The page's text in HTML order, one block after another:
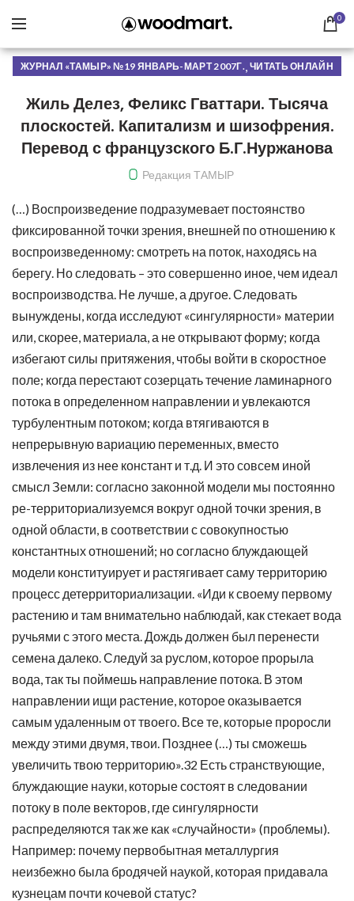
0
ЖУРНАЛ «ТАМЫР» №19 ЯНВАРЬ-МАРТ 2007Г.,ЧИТАТЬ ОНЛАЙН
Жиль Делез, Феликс Гваттари. Тысяча
плоскостей. Капитализм и шизофрения.
Перевод с французского Б.Г.Нуржанова
Редакция ТАМЫР
(…) Воспроизведение подразумевает постоянство
фиксированной точки зрения, внешней по отношению к
воспроизведенному: смотреть на поток, находясь на
берегу. Но следовать – это совершенно иное, чем идеал
воспроизводства. Не лучше, а другое. Следовать
вынуждены, когда исследуют «сингулярности» материи
или, скорее, материала, а не открывают форму; когда
избегают силы притяжения, чтобы войти в скоростное
поле; когда перестают созерцать течение ламинарного
потока в определенном направлении и увлекаются
турбулентным потоком; когда втягиваются в
непрерывную вариацию переменных, вместо
извлечения из нее констант и т.д. И это совсем иной
смысл Земли: согласно законной модели мы постоянно
ре-территориализуемся вокруг одной точки зрения, в
одной области, в соответствии с совокупностью
константных отношений; но согласно блуждающей
модели конституирует и растягивает саму территорию
процесс детерриториализации. «Иди к своему первому
растению и там внимательно наблюдай, как стекает вода
ручьями с этого места. Дождь должен был перенести
семена далеко. Следуй за руслом, которое прорыла
вода, так ты поймешь направление потока. В этом
направлении ищи растение, которое оказывается
самым удаленным от твоего. Все те, которые проросли
между этими двумя, твои. Позднее (…) ты сможешь
увеличить твою территорию».32 Есть странствующие,
блуждающие науки, которые состоят в следовании
потоку в поле векторов, где сингулярности
распределяются так же как «случайности» (проблемы).
Например: почему первобытная металлургия
неизбежно была бродячей наукой, которая придавала
кузнецам почти кочевой статус?